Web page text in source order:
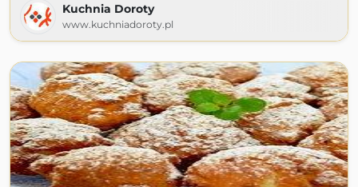
Kuchnia Doroty
www.kuchniadoroty.pl